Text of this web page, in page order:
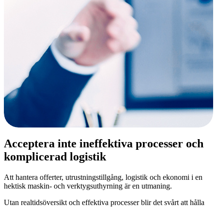
Acceptera inte ineffektiva processer och
komplicerad logistik
Att hantera offerter, utrustningstillgång, logistik och ekonomi i en
hektisk maskin- och verktygsuthyrning är en utmaning.
Utan realtidsöversikt och effektiva processer blir det svårt att hålla